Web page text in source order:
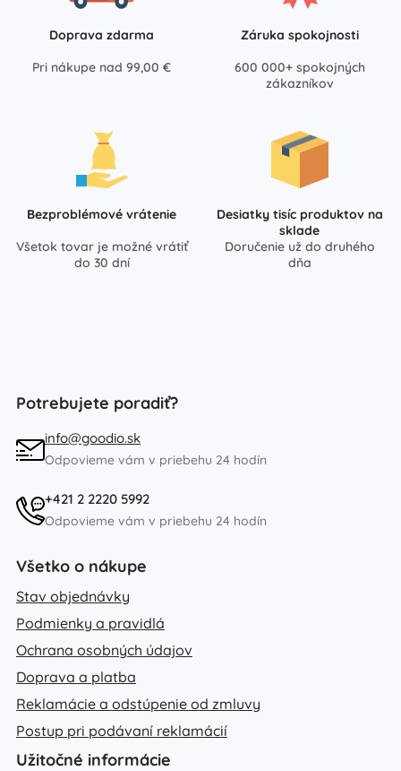
Doprava zdarma
Pri nákupe nad 99,00 €
Záruka spokojnosti
600 000+ spokojných
zákazníkov
Bezproblémové vrátenie
Všetok tovar je možné vrátiť
do 30 dní
Desiatky tisíc produktov na
sklade
Doručenie už do druhého
dňa
Potrebujete poradiť?
info@goodio.sk
Odpovieme vám v priebehu 24 hodín
+421 2 2220 5992
Odpovieme vám v priebehu 24 hodín
Všetko o nákupe
Stav objednávky
Podmienky a pravidlá
Ochrana osobných údajov
Doprava a platba
Reklamácie a odstúpenie od zmluvy
Postup pri podávaní reklamácií
Užitočné informácie